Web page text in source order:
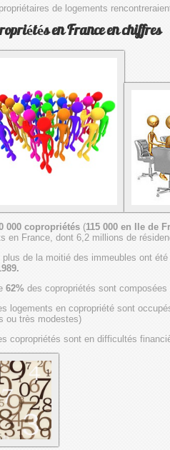
de logements
en France en chiffres
000 copropriétés (115 000 en Ile de
en France, dont 6,2 millions de
plus de la moitié des immeubles ont été
62% des copropriétés sont composées
logements en copropriété sont
ou très modestes)
copropriétés sont en difficultés